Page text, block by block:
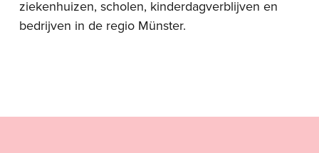
ziekenhuizen, scholen, kinderdagverblijven en
bedrijven in de regio Münster.